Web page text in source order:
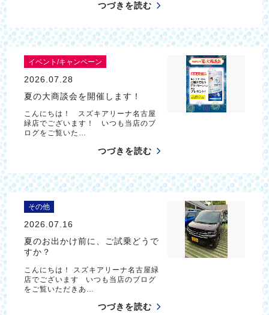
つづきを読む
イベント/キャンペーン
2026.07.28
夏の大商談会を開催します！
こんにちは！ スズキアリーナ名古屋
緑店でございます！ いつも当店のブ
ログをご覧いた…
つづきを読む
その他
2026.07.16
夏のお出かけ前に、ご試乗どうで
すか？
こんにちは！ スズキアリーナ名古屋緑
店でございます いつも当店のブログ
をご覧いただきあ…
つづきを読む